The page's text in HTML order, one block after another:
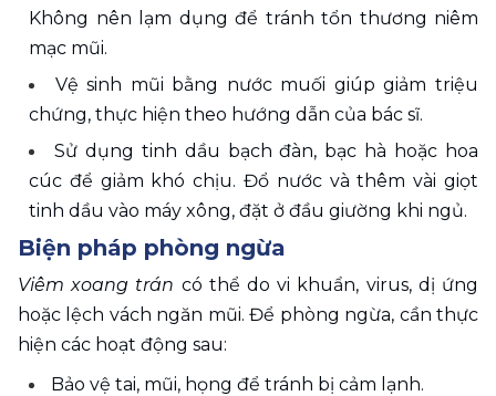
Không nên lạm dụng để tránh tổn thương niêm
mạc mũi.
Vệ sinh mũi bằng nước muối giúp giảm triệu
chứng, thực hiện theo hướng dẫn của bác sĩ.
Sử dụng tinh dầu bạch đàn, bạc hà hoặc hoa
cúc để giảm khó chịu. Đổ nước và thêm vài giọt
tinh dầu vào máy xông, đặt ở đầu giường khi ngủ.
Biện pháp phòng ngừa
Viêm xoang trán có thể do vi khuẩn, virus, dị ứng
hoặc lệch vách ngăn mũi. Để phòng ngừa, cần thực
hiện các hoạt động sau:
Bảo vệ tai, mũi, họng để tránh bị cảm lạnh.